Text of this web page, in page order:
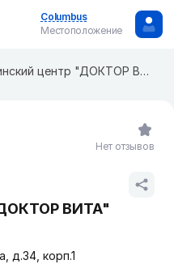
Columbus
Местоположение
Медицинский центр "ДОКТОР ВИТА"
ВИТА"
д.34, корп.1
Нет отзывов